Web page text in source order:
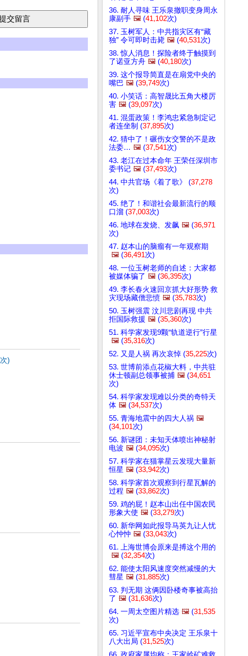
次)
36. 耐人寻味 王乐泉撤职变身周永
康副手 🖼️ (41,102次)
37. 玉树军人：中共指灾区有“藏
独” 令可即时击毙 🖼️ (40,531次)
38. 惊人消息！探险者终于触摸到
了诺亚方舟 🖼️ (40,180次)
39. 这个报导简直是在扇党中央的
嘴巴 🖼️ (39,749次)
40. 小笑话：高智晟比五角大楼厉
害 🖼️ (39,097次)
41. 混蛋政策！李鸿忠紧急制定记
者连坐制 (37,895次)
42. 猜中了！碾伤女交警的不是政
法委… 🖼️ (37,541次)
43. 老江在过本命年 王荣任深圳市
委书记 🖼️ (37,493次)
44. 中共官场《着了歌》 (37,278
次)
45. 绝了！和谐社会最新流行的顺
口溜 (37,003次)
46. 地球在发烧、发飙 🖼️ (36,971
次)
47. 赵本山的脑瘤有一年观察期
🖼️ (36,491次)
48. 一位玉树老师的自述：大家都
被媒体骗了 🖼️ (36,395次)
49. 李长春火速回京抓大好形势 救
灾现场藏僧悲愤 🖼️ (35,783次)
50. 玉树强震 汶川悲剧再现 中共
拒国际救援 🖼️ (35,360次)
51. 科学家发现9颗“轨道逆行”行星
🖼️ (35,316次)
52. 又是人祸 再次哀悼 (35,225次)
53. 世博前添点花椒大料，中共驻
休士顿副总领事被捕 🖼️ (34,651
次)
54. 科学家发现难以分类的奇特天
体 🖼️ (34,537次)
55. 青海地震中的四大人祸 🖼️
(34,101次)
56. 新谜团：未知天体喷出神秘射
电波 🖼️ (34,095次)
57. 科学家在猫掌星云发现大量新
恒星 🖼️ (33,942次)
58. 科学家首次观察到行星瓦解的
过程 🖼️ (33,862次)
59. 鸡的屁！赵本山出任中国农民
形象大使 🖼️ (33,279次)
60. 新华网如此报导马英九让人忧
心忡忡 🖼️ (33,043次)
61. 上海世博会原来是搏这个用的
🖼️ (32,354次)
62. 能使太阳风速度突然减慢的大
彗星 🖼️ (31,885次)
63. 判无期 这俩因卧楼奇事被高抬
了 🖼️ (31,636次)
64. 一周太空图片精选 🖼️ (31,535
次)
65. 习近平宣布中央决定 王乐泉十
八大出局 (31,525次)
66. 政府家属均称：王家岭矿难救